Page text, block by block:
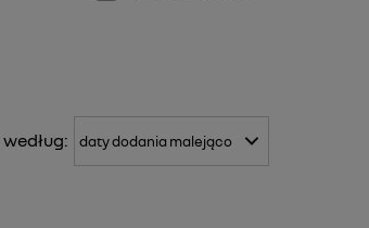
według: